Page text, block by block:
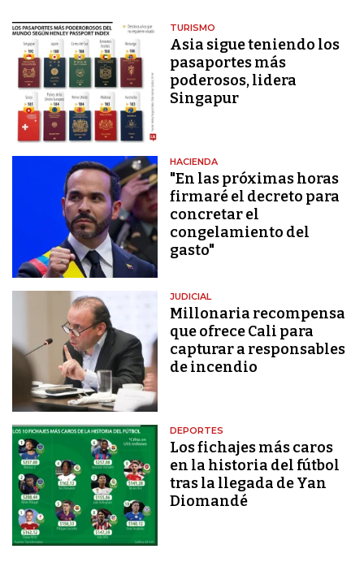
TURISMO
Asia sigue teniendo los
pasaportes más
poderosos, lidera
Singapur
HACIENDA
"En las próximas horas
firmaré el decreto para
concretar el
congelamiento del
gasto"
JUDICIAL
Millonaria recompensa
que ofrece Cali para
capturar a responsables
de incendio
DEPORTES
Los fichajes más caros
en la historia del fútbol
tras la llegada de Yan
Diomandé